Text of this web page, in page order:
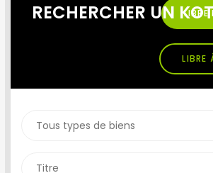
RECHERCHER UN KOT
LIBRE
LIBRE